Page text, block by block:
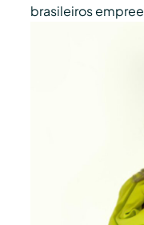
brasileiros